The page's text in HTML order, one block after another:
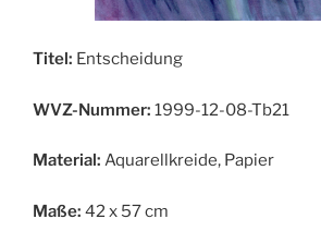
Titel: Entscheidung
WVZ-Nummer: 1999-12-08-Tb21
Material: Aquarellkreide, Papier
Maße: 42 x 57 cm